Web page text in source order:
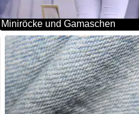
Miniröcke und Gamaschen